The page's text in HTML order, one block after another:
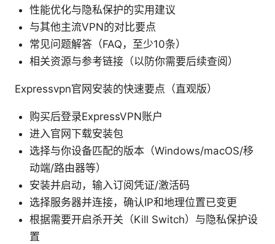
性能优化与隐私保护的实用建议
与其他主流VPN的对比要点
常见问题解答（FAQ，至少10条）
相关资源与参考链接（以防你需要后续查阅）
Expressvpn官网安装的快速要点（直观版）
购买后登录ExpressVPN账户
进入官网下载安装包
选择与你设备匹配的版本（Windows/macOS/移
动端/路由器等）
安装并启动，输入订阅凭证/激活码
选择服务器并连接，确认IP和地理位置已变更
根据需要开启杀开关（Kill Switch）与隐私保护设
置